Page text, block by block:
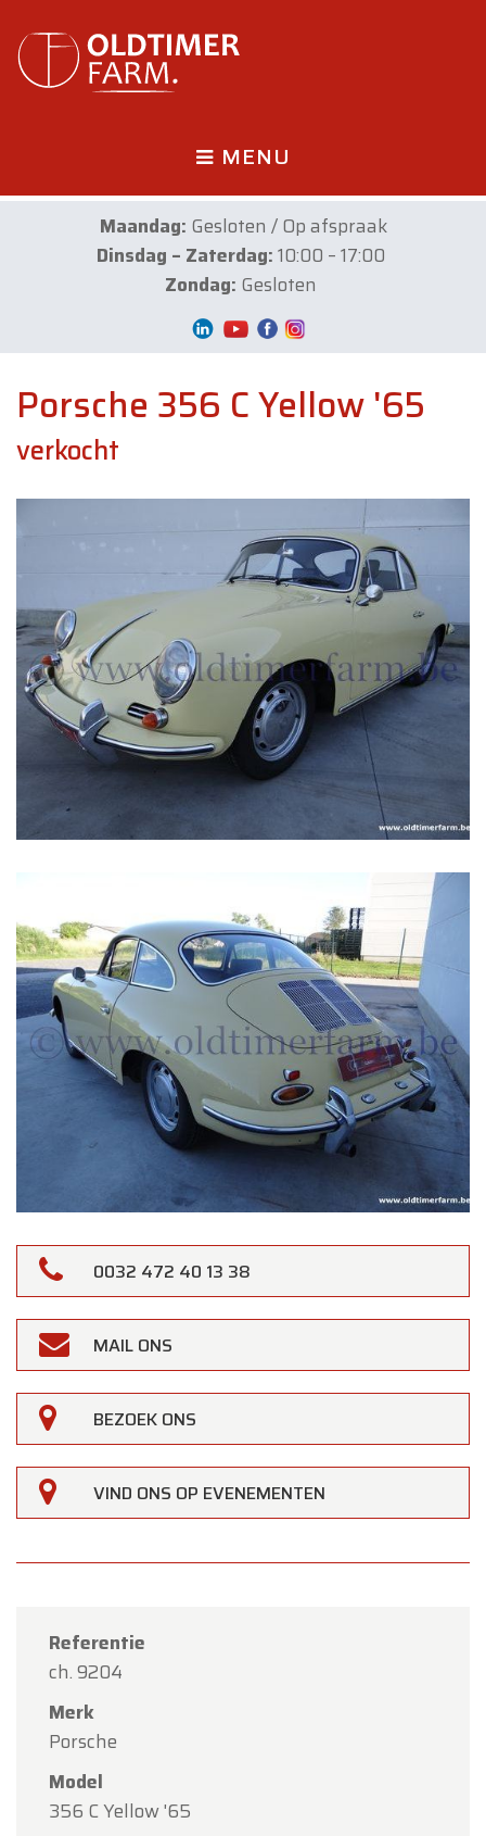
MENU
Maandag: Gesloten / Op afspraak
Dinsdag – Zaterdag:10:00 – 17:00
Zondag: Gesloten
Porsche 356 C Yellow '65
verkocht
0032 472 40 13 38
MAIL ONS
BEZOEK ONS
VIND ONS OP EVENEMENTEN
Referentie
ch. 9204
Merk
Porsche
Model
356 C Yellow '65